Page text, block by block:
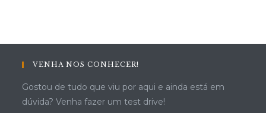
VENHA NOS CONHECER!
Gostou de tudo que viu por aqui e ainda está em
dúvida? Venha fazer um test drive!